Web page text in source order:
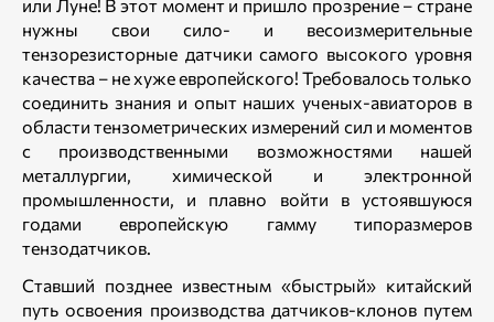
или Луне! В этот момент и пришло прозрение – стране
нужны свои сило- и весоизмерительные
тензорезисторные датчики самого высокого уровня
качества – не хуже европейского! Требовалось только
соединить знания и опыт наших ученых-авиаторов в
области тензометрических измерений сил и моментов
с производственными возможностями нашей
металлургии, химической и электронной
промышленности, и плавно войти в устоявшуюся
годами европейскую гамму типоразмеров
тензодатчиков.
Ставший позднее известным «быстрый» китайский
путь освоения производства датчиков-клонов путем